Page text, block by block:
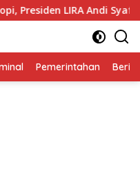
Konsolidasikan
Pemerintahan